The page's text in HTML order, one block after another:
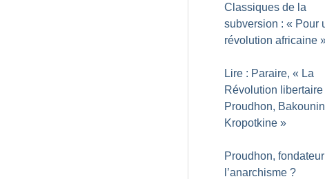
Classiques de la
subversion : « Pour
révolution africaine
Lire : Paraire, « La
Révolution libertaire
Proudhon,
Kropotkine »
Proudhon,
l’anarchisme ?